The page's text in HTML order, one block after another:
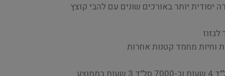
יסודית יותר באורכים שונים עם להבי קוצץ
וחיות מחמד קטנות אחרות